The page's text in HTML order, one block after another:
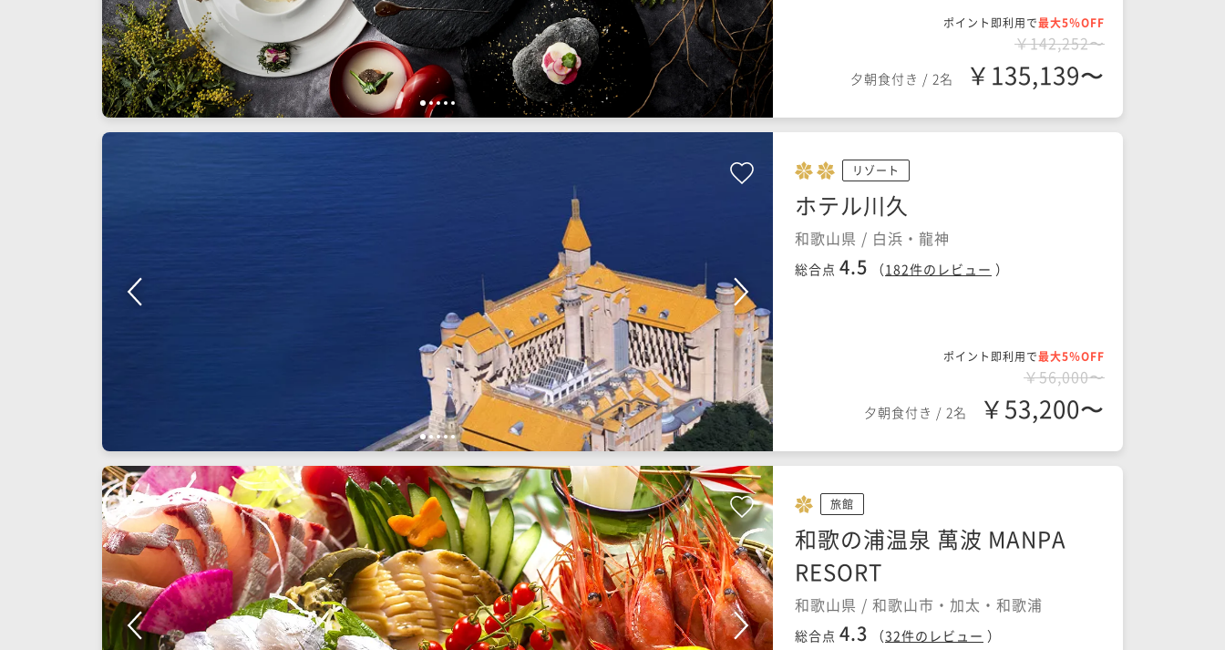
1 234 5
ポイント即利用で最大5％OFF
￥142,252〜
夕朝食付き / 2名 ￥135,139〜
1 2345
リゾート
ホテル川久
和歌山県 / 白浜・龍神
総合点 4.5 （182件のレビュー ）
ポイント即利用で最大5％OFF
￥56,000〜
夕朝食付き / 2名 ￥53,200〜
旅館
和歌の浦温泉 萬波 MANPA
RESORT
和歌山県 / 和歌山市・加太・和歌浦
総合点 4.3 （32件のレビュー ）